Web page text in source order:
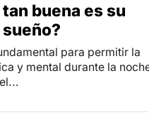
buena es su
para permitir la
y mental durante la